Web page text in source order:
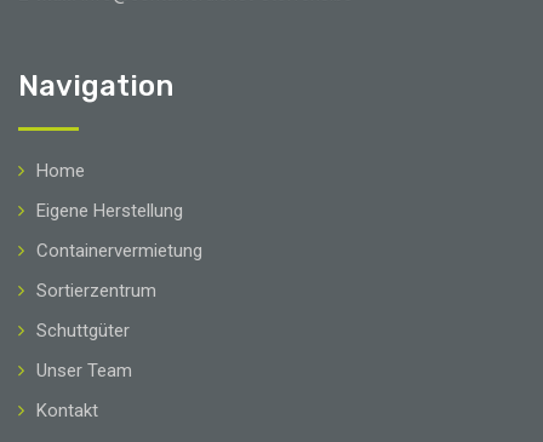
Navigation
Home
Eigene Herstellung
Containervermietung
Sortierzentrum
Schuttgüter
Unser Team
Kontakt